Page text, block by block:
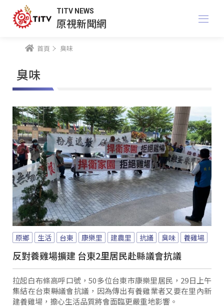
TITV NEWS
原視新聞網
首頁 臭味
臭味
原鄉 生活 台東 康樂里 建農里 抗議 臭味 養雞場
反對養雞場擴建 台東2里居民赴縣議會抗議
拉起白布條高呼口號，50多位台東市康樂里居民，29日上午
集結在台東縣議會抗議，因為傳出有養雞業者又要在里內新
建養雞場，擔心生活品質將會面臨更嚴重地影響。